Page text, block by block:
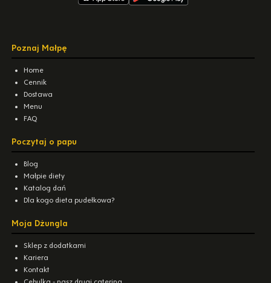
Poznaj Małpę
Home
Cennik
Dostawa
Menu
FAQ
Poczytaj o papu
Blog
Małpie diety
Katalog dań
Dla kogo dieta pudełkowa?
Moja Dżungla
Sklep z dodatkami
Kariera
Kontakt